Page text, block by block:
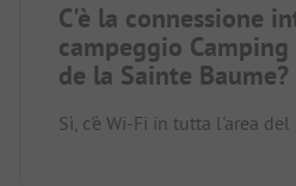
C'è la connessione
campeggio
de la Sainte Baume?
Sì, c'è Wi-Fi in tutta l'area